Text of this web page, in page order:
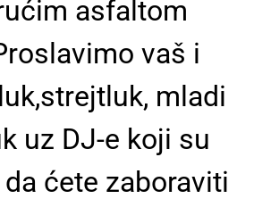
asfaltom
vaš i
mladi
uz DJ-e koji su
ćete zaboraviti